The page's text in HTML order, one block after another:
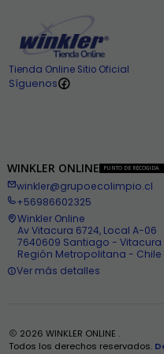
Tienda Online Sitio Oficial
Síguenos
WINKLER ONLINE PUNTO DE RECOGIDA
winkler@grupoecolimpio.cl
+56986602325
Winkler Online
Av Vitacura 6724, Local A-06
7640609 Santiago - Vitacura
Región Metropolitana - Chile
Ver más detalles
2026 WINKLER ONLINE .
Todos los derechos reservados.